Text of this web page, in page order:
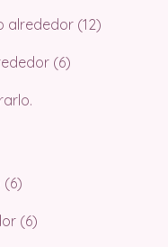
alrededor (12)
(6)
(6)
(6)